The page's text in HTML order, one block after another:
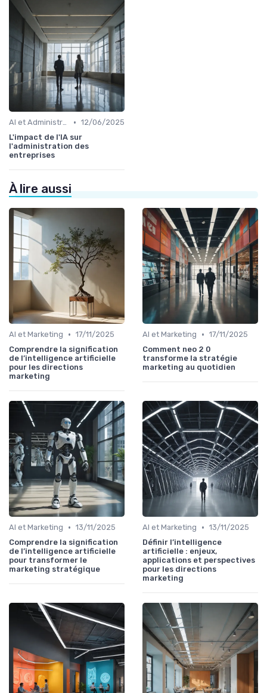
AI et Administration • 12/06/2025
L'impact de l'IA sur
l'administration des
entreprises
À lire aussi
AI et Marketing • 17/11/2025
Comprendre la signification
de l’intelligence artificielle
pour les directions
marketing
AI et Marketing • 17/11/2025
Comment neo 2 0
transforme la stratégie
marketing au quotidien
AI et Marketing • 13/11/2025
Comprendre la signification
de l’intelligence artificielle
pour transformer le
marketing stratégique
AI et Marketing • 13/11/2025
Définir l’intelligence
artificielle : enjeux,
applications et perspectives
pour les directions
marketing